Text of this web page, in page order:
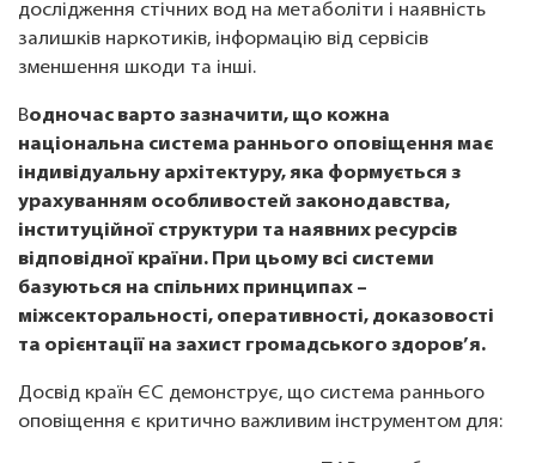
дослідження стічних вод на метаболіти і наявність
залишків наркотиків, інформацію від сервісів
зменшення шкоди та інші.
Водночас варто зазначити, що кожна
національна система раннього оповіщення має
індивідуальну архітектуру, яка формується з
урахуванням особливостей законодавства,
інституційної структури та наявних ресурсів
відповідної країни. При цьому всі системи
базуються на спільних принципах –
міжсекторальності, оперативності, доказовості
та орієнтації на захист громадського здоров’я.
Досвід країн ЄС демонструє, що система раннього
оповіщення є критично важливим інструментом для: